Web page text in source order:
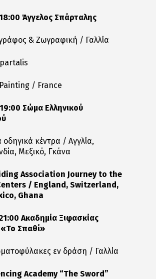
Άγγελος Σπάρταλης
& Ζωγραφική / Γαλλία
/ France
Σώμα Ελληνικού
οδηγικά κέντρα / Αγγλία,
Μεξικό, Γκάνα
Association Journey to the
/ England, Switzerland,
Ghana
Ακαδημία Ξιφασκίας
Σπαθί»
εν δράση / Γαλλία
Academy “The Sword”